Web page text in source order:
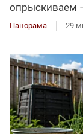
опрыскиваем
Панорама 29